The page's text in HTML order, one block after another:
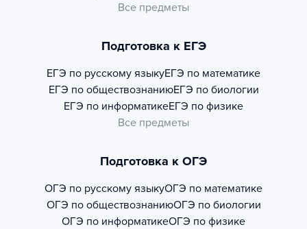
Все предметы
Подготовка к ЕГЭ
ЕГЭ по русскому языкуЕГЭ по математике
ЕГЭ по обществознаниюЕГЭ по биологии
ЕГЭ по информатикеЕГЭ по физике
Все предметы
Подготовка к ОГЭ
ОГЭ по русскому языкуОГЭ по математике
ОГЭ по обществознаниюОГЭ по биологии
ОГЭ по информатикеОГЭ по физике